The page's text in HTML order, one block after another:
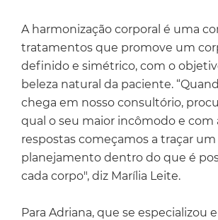
A harmonização corporal é uma
tratamentos que promove um
definido e simétrico, com o
beleza natural da paciente.
chega em nosso consultório,
qual o seu maior incômodo e com
respostas começamos a traçar um
planejamento dentro do que é
cada corpo", diz Marília Leite.
Para Adriana, que se especializou